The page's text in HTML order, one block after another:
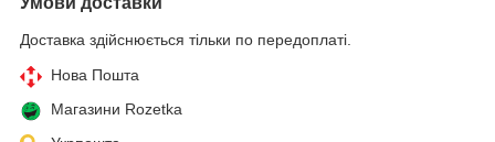
Доставка здійснюється тільки по передоплаті.
Нова Пошта
Магазини Rozetka